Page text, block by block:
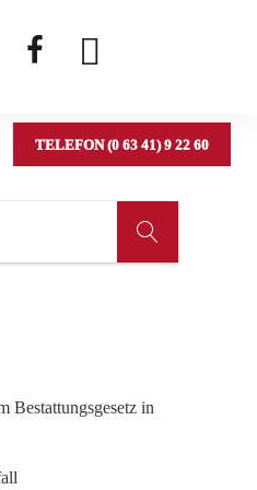
TELEFON (0 63 41) 9 22 60
Bestattungsgesetz in